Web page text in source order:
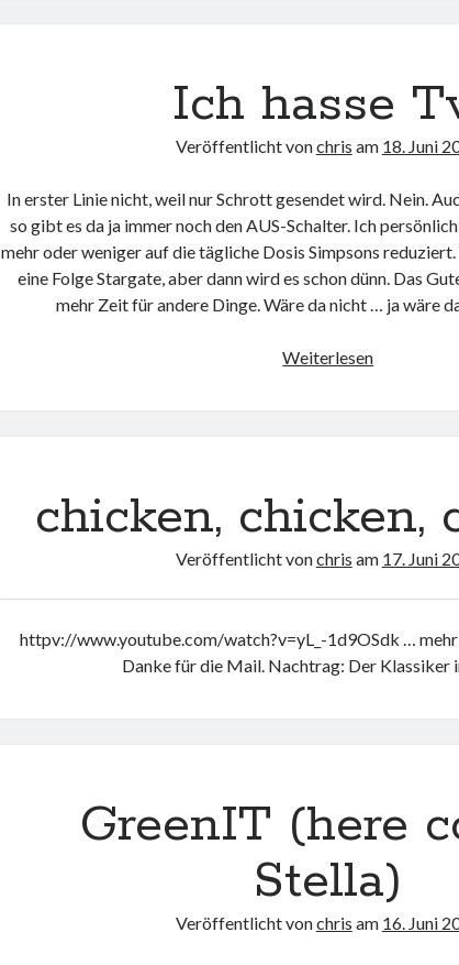
Ich hasse
Veröffentlicht vonchris am 18. Juni
In erster Linie nicht, weil nur Schrott gesendet wird. Nein.
so gibt es da ja immer noch den AUS-Schalter. Ich
mehr oder weniger auf die tägliche Dosis Simpsons
eine Folge Stargate, aber dann wird es schon dünn. Das
mehr Zeit für andere Dinge. Wäre da nicht … ja wäre
WeiterlesenIch
chicken, chicken,
Veröffentlicht vonchris am 17. Juni
httpv://www.youtube.com/watch?v=yL_-1d9OSdk … mehr
Danke für die Mail. Nachtrag: Der Klassiker
GreenIT (here
Stella)
Veröffentlicht vonchris am 16. Juni